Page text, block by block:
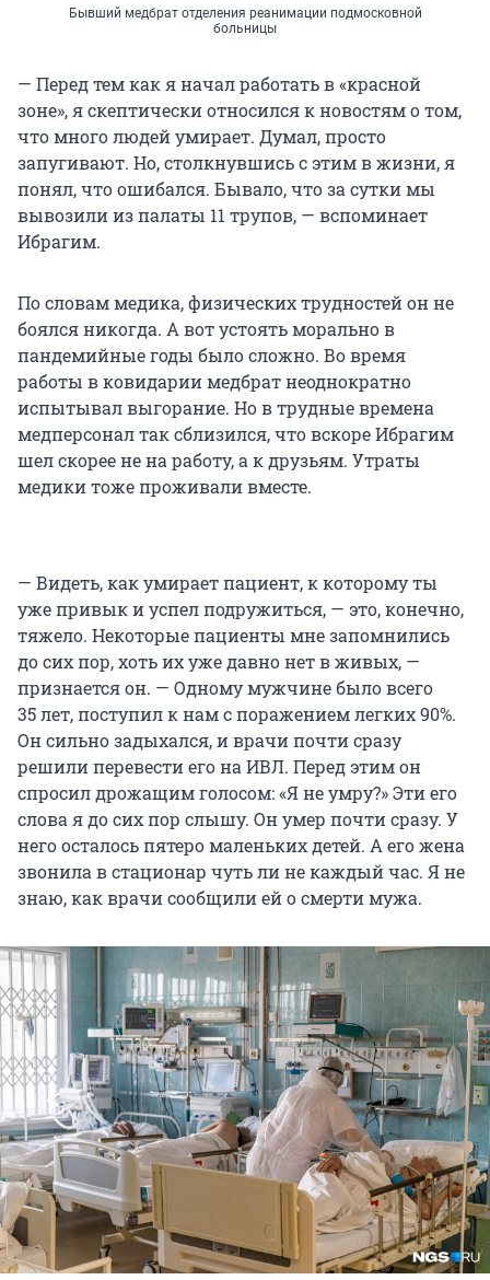
Бывший медбрат отделения реанимации подмосковной
больницы
— Перед тем как я начал работать в «красной
зоне», я скептически относился к новостям о том,
что много людей умирает. Думал, просто
запугивают. Но, столкнувшись с этим в жизни, я
понял, что ошибался. Бывало, что за сутки мы
вывозили из палаты 11 трупов, — вспоминает
Ибрагим.
По словам медика, физических трудностей он не
боялся никогда. А вот устоять морально в
пандемийные годы было сложно. Во время
работы в ковидарии медбрат неоднократно
испытывал выгорание. Но в трудные времена
медперсонал так сблизился, что вскоре Ибрагим
шел скорее не на работу, а к друзьям. Утраты
медики тоже проживали вместе.
— Видеть, как умирает пациент, к которому ты
уже привык и успел подружиться, — это, конечно,
тяжело. Некоторые пациенты мне запомнились
до сих пор, хоть их уже давно нет в живых, —
признается он. — Одному мужчине было всего
35 лет, поступил к нам с поражением легких 90%.
Он сильно задыхался, и врачи почти сразу
решили перевести его на ИВЛ. Перед этим он
спросил дрожащим голосом: «Я не умру?» Эти его
слова я до сих пор слышу. Он умер почти сразу. У
него осталось пятеро маленьких детей. А его жена
звонила в стационар чуть ли не каждый час. Я не
знаю, как врачи сообщили ей о смерти мужа.